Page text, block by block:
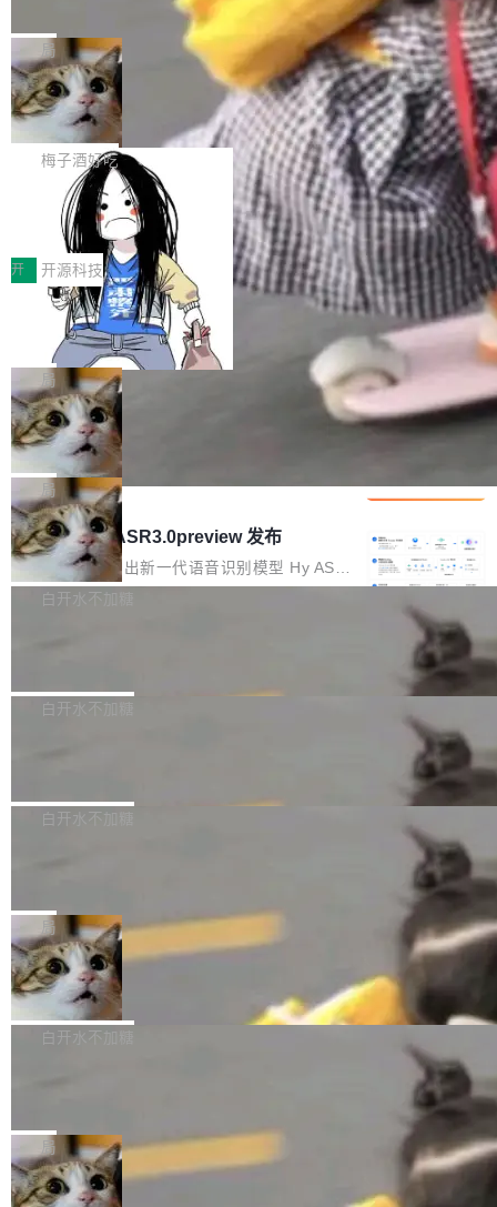
级应用，企业在规模化落地过程中，对安全性、
可控性和代码质量提出了更高要求。 首先是数据
安全与合规要求。对于大多数普通研发场景，公
有云模型能够满足快速试用和效率提升的需求。
但对于金融、能源、医疗等对数据安全要求较...
AI算力网关（AI创新平台）成功入选！ 随着各行
各业的Agent走向规模化建设，算力构成形态逐
渐丰富，用户关注的重点也在发生变化：不只是
让AI用起来，还要进一步看清混合算力时代下，
Token花在哪里、算力是否被充分利用，以及持
续增长的AI成本该如何优化。 深信服AI算力网关
正是围绕这些实际问题，从Token治理和成本治
理两个方面，让用户的每一份算力都看得清、管
得住、用得稳、省得下、更安全！ 一、从现在开
始，Token使用一目...
束，一个实验室的开始
Google 员工编号 20。MapReduce 作者之一。
Bigtable 作者之一。TensorFlow 的作者之一。
Gemini 的架构师。Google 首席科学家。 Jeff D
ean 在 Google 工作了 27 年后，宣布离职。 他
不是一个人走。一同离开的还有 Sanjay Ghema
wat（Google 员工编号 23，Jeff Dean 二十多
年的编程搭档，MapReduce 和 Bigtable 的共同
作者）、Quoc Le（Google 大脑核心成员，Se
q2Seq 和 DocAI 的共同发明人）以及 Oriol Vin
yals（Gemini 联合负责人，AlphaSta...
局
🔥 SolonCode v2026.8.4 发布：界面
字体可调、22 种语言、记忆搜索增强
打开终端就能上岗的全中文编码智能体，这一轮
把「看得清、用母语、记得住」三件事一次补
齐。 SolonCode 是什么 SolonCode 是杭州无
耳科技研发的企业级终端编码智能体——一位全
中文驱动的数字员工，自主理解需求、规划步
骤、编写代码。不挑模型、不挑平台，curl 一行
装完即用。 开源地址：Gitee · GitCode · GitHu
b 安装 支持 Java 8+（8~26）、macOS / Linu
x / Windows / Harmony PC。 # macOS / Linu
x / Harmony PC curl -fsSL https://solon.noea
r.org/solon...
梅子酒好吃
让“代码语义理解”深度释放AI Coding
价值潜能：华为云码道（CodeArts）
代码仓技术解析
一、代码仓深度理解技术的作用与价值 在软件工
程实践中，代码仓是企业核心知识资产的主要载
体。企业级代码仓库通常包含数十万乃至数百万
个文件，其规模远超单次模型调用可承载的上下
文窗口。随着项目规模的持续扩张与代码历史的
不断累积，代码仓中的模块关系、接口契约、业
务逻辑等关键信息往往分散于数十乃至数百个文
件之中，形成高度复杂的知识关联网络。传统的
代码检索手段（如关键词匹配、目录遍历）仅能
在语法层面完成文本定位，难以触及代码的语义
内涵与结构关联，导致开发者使用代码智能体在
理解大规模代码仓时面临显著"代码仓理解"瓶
颈。 代码仓深度理解服务（以下简称" CodeBas
e深度理解服务"）是华为云码道（CodeA...
开 开源科技
一条“删库”命令跑 17 小时，算法工程
师删光 89TB 数据只为干私活
最高人民检察院8月4日公布了一起案件：北京一
名90后算法工程师王某，为了给自己接的私活腾
服务器空间，删光了公司AI游戏部门的全部核心
数据。 王某2024年1月入职东城区某科技公司AI
短剧部门，有互联网大厂背景。在公司内部架构
调整期间，部门三次通知全员将数据从A集群迁
移到B集群，王某都回复了"收到"。 他没有迁移
数据。2024年9月3日下午4点，他使用此前登录
的账号密码进入A集群，输入了一条被程序员圈
称为"删库跑路"的命令——最高管理员权限、无
自研的多个文生3D和...
局
Cloudflare 分享推理优化实践：KV ca
che 量化 + 权重压缩，吞吐量提升 4
1%，成本降 30%
Kimi 和 GLM 是当前最强的大模型系列之一，但
它们有一个共同的问题：太吃显存了。月之暗面
的 Kimi K 系列和智谱的 GLM 都是长上下文、M
oE 架构的大模型，好用到让人上瘾，但 GPU 显
存永远不够用。 Cloudflare 的 Workers AI 团队
一直在跑这些模型的推理。他们在官方博客上发
整性保护。效果是：吞吐量提升 41%，每 token
局
腾讯混元 Hy ASR3.0preview 发布
腾讯混元正式推出新一代语音识别模型 Hy ASR
3.0preview。基于最新一代大语言模型 Hy3 的
让语音识别不再只是听清，而是真正听懂。通过
w 不要求标准普通话，方言识别覆盖粤语、吴语
白开水不加糖
新和少量网页兼容性修复版本。 Changes/fixe
容提供的字体时出现的几个问题 为避免音频加
质的最低采样率）的音频格式将被拒绝 修复了 C
SS 圆角虚线样式中可能存在的问题 如果表单中
的图像元素不在同一个子树中，则它们将不再关
联 加...
白开水不加糖
发布的 Release Notes，他利用 AI 工具（如 Co
最强的若干项。对于尚未正式发版的 PG 19，则
通过拉取过去一年内（从 PG 18 Beta1 时间点
至今）的所有 commit，同样交由 AI 分析提炼。
经过人工复核，准确度令人满意。这一方法也为
社区爱好者提供了高效跟踪新版本的思路。
白开水不加糖
维护工作一直与我的日常工作、家务、社交生活
和休闲娱乐竞争时间。" 这是 libexpat 维护者 S
ebastian Pipping 写在博客里的话。8 月 4 日，
他宣布了一个新消息：从 2026 年 8 月 1 日起，
他可以全职维护 libexpat 了，最长 6 个月。发
库之一。你的操作系统、浏览器、无数的基础设
施软件，很可能都在用它。而过去十年，维护它
的人一直在用业余...
局
Firefox 153.0.3 发布
Firefox 153.0.3 现已发布，具体更新内容如
下： New Smart Window 包含多项增强功能：
gi?id=2019042">Bug&nbsp;2019042</a>）</l
i> <li>现在，助手可以直接使用 Exa 的网络搜索
结果回答问题，而无需将问题转交给搜索引擎。
白开水不加糖
的 npm 包。项目的核心论点是：容器不适合 Ag
ent 计算。真正适合的，是 Isolate。 Cloudflare
工程师在这件事上没什么可谦虚的——他们用 W
局
OpenAI 公开邮件和聊天记录回应苹果